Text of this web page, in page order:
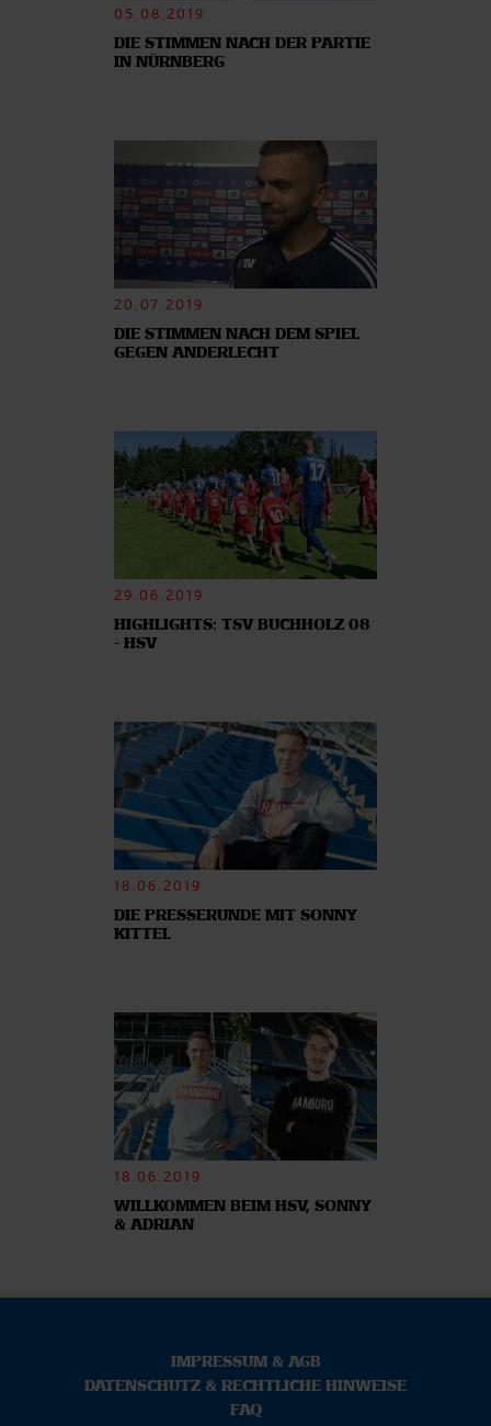
05.08.2019
DIE STIMMEN NACH DER PARTIE
IN NÜRNBERG
20.07.2019
DIE STIMMEN NACH DEM SPIEL
GEGEN ANDERLECHT
29.06.2019
HIGHLIGHTS: TSV BUCHHOLZ 08
- HSV
18.06.2019
DIE PRESSERUNDE MIT SONNY
KITTEL
18.06.2019
WILLKOMMEN BEIM HSV, SONNY
& ADRIAN
IMPRESSUM & AGB
DATENSCHUTZ & RECHTLICHE HINWEISE
FAQ